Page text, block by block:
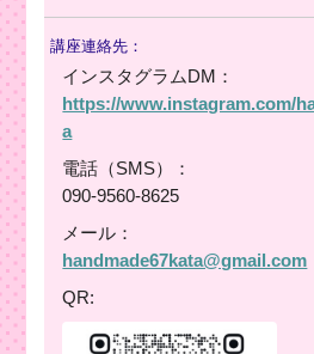
講座連絡先：
インスタグラムDM：
https://www.instagram.com/
a
電話（SMS）：
090-9560-8625
メール：
handmade67kata@gmail.com
QR: